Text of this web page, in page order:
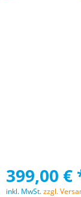
399,00 €
inkl. MwSt.zzgl.